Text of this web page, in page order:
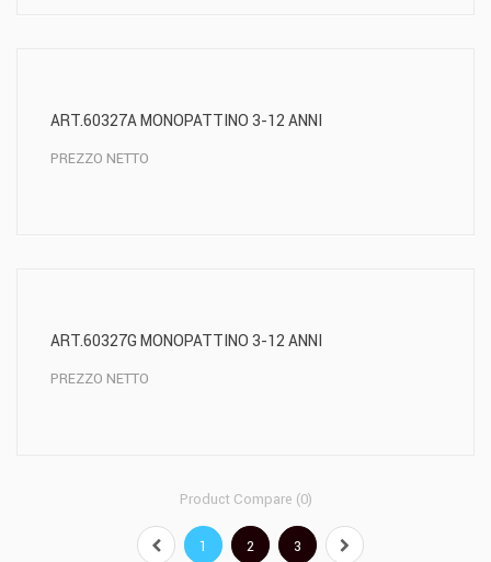
ART.60327A MONOPATTINO 3-12 ANNI
PREZZO NETTO
ART.60327G MONOPATTINO 3-12 ANNI
PREZZO NETTO
Product Compare (0)
1 2 3